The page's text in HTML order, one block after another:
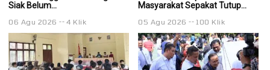
Siak Belum...
06 Agu 2026 4 Klik
Masyarakat Sepakat Tutup...
05 Agu 2026 100 Klik